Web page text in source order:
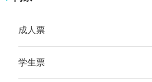
成人票
学生票